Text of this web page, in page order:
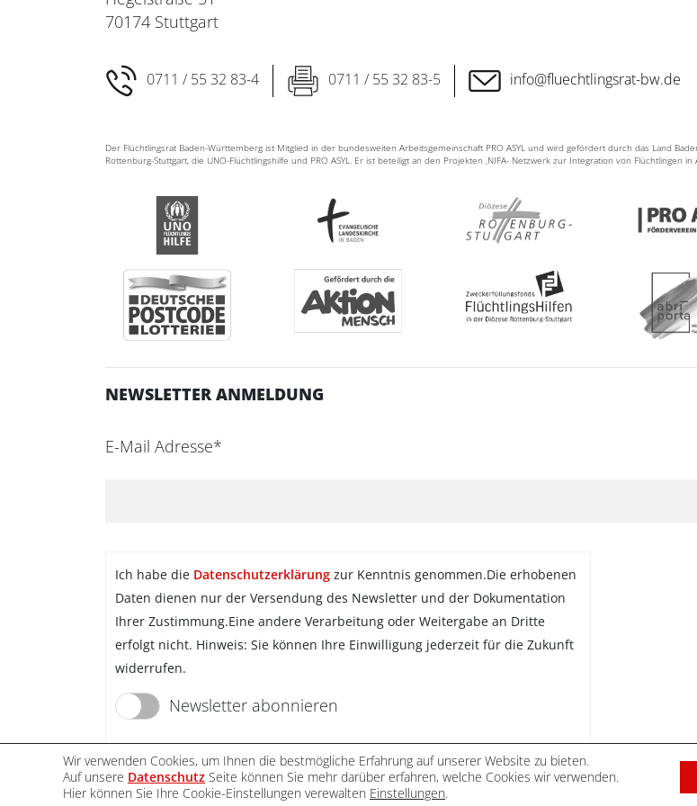
70174 Stuttgart
0711 / 55 32 83-4 0711 / 55 32 83-5 info@fluechtlingsrat-bw.de
Der Flüchtlingsrat Baden-Württemberg ist Mitglied in der bundesweiten Arbeitsgemeinschaft PRO ASYL und wird gefördert durch das Land
Rottenburg-Stuttgart, die UNO-Flüchtlingshilfe und PRO ASYL. Er ist beteiligt an den Projekten ‚NIFA- Netzwerk zur Integration von Flüchtlingen
NEWSLETTER ANMELDUNG
E-Mail Adresse*
Ich habe die Datenschutzerklärung zur Kenntnis genommen.Die erhobenen
Daten dienen nur der Versendung des Newsletter und der Dokumentation
Ihrer Zustimmung.Eine andere Verarbeitung oder Weitergabe an Dritte
erfolgt nicht. Hinweis: Sie können Ihre Einwilligung jederzeit für die Zukunft
widerrufen.
Newsletter abonnieren
Wir verwenden Cookies, um Ihnen die bestmögliche Erfahrung auf unserer Website zu bieten.
Auf unsere Datenschutz Seite können Sie mehr darüber erfahren, welche Cookies wir verwenden.
Hier können Sie Ihre Cookie-Einstellungen verewalten Einstellungen.